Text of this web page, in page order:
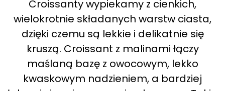
Croissanty wypiekamy z cienkich,
wielokrotnie składanych warstw ciasta,
dzięki czemu są lekkie i delikatnie się
kruszą. Croissant z malinami łączy
maślaną bazę z owocowym, lekko
kwaskowym nadzieniem, a bardziej